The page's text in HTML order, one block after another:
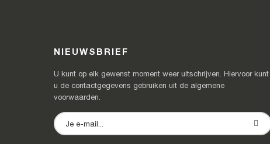
NIEUWSBRIEF
U kunt op elk gewenst moment weer uitschrijven. Hiervoor kunt
u de contactgegevens gebruiken uit de algemene
voorwaarden.